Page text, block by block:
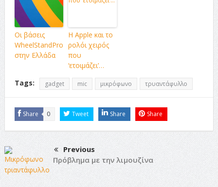
Οι βάσεις
WheelStandPro
στην Ελλάδα
Η Apple και το
ρολόι χειρός
που
‘ετοιμάζει’…
Tags:
gadget mic μικρόφωνο τρυαντάφυλλο
Share 0 Tweet Share Share
Previous
Πρόβλημα με την λιμουζίνα